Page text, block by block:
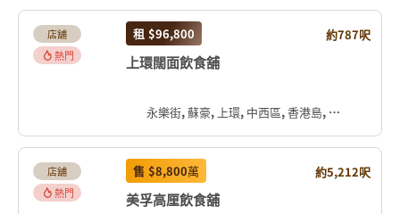
店舖
熱門
租 $96,800 約787呎
上環闊面飲食舖
永樂街, 蘇豪, 上環, 中西區, 香港島, 香港, 中国
店舖
熱門
售 $8,800萬 約5,212呎
美孚高厘飲食舖